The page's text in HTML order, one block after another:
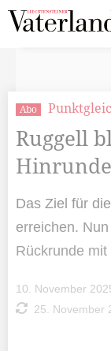
Abo
Ruggell
Hinrunde
Das Ziel für
erreichen.
Rückrunde
10. November
25. November